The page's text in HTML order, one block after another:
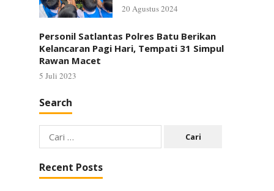
20 Agustus 2024
Personil Satlantas Polres Batu Berikan
Kelancaran Pagi Hari, Tempati 31 Simpul
Rawan Macet
5 Juli 2023
Search
Cari
untuk:
Recent Posts